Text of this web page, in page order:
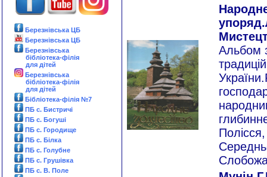
Березнівська ЦБ
Березнівська ЦБ
Березнівська
бібліотека-філія
для дітей
Березнівська
бібліотека-філія
для дітей
Бібліотека-філія №7
ПБ с. Бистричі
ПБ с. Богуші
ПБ с. Городище
ПБ с. Білка
ПБ с. Голубне
ПБ с. Грушівка
ПБ с. В. Поле
Альбом